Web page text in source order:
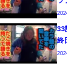
33
終